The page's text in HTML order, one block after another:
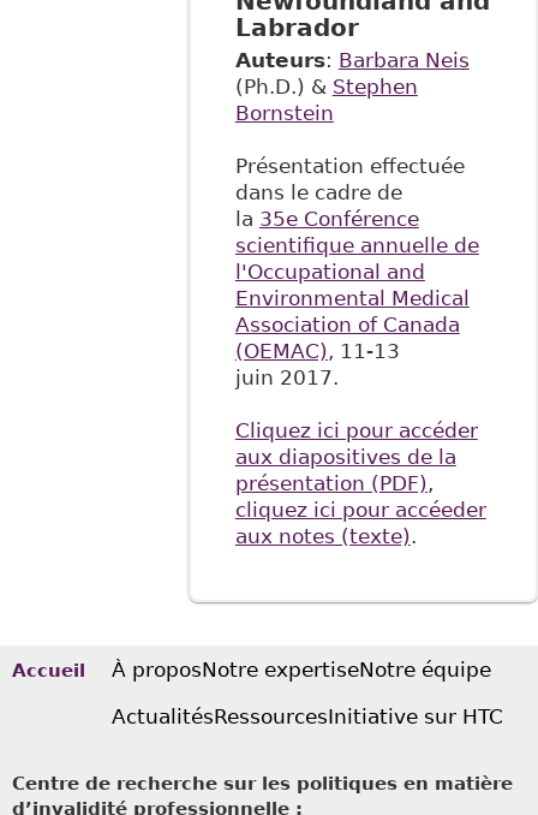
Labrador
Auteurs: Barbara Neis
(Ph.D.) & Stephen
Bornstein
Présentation effectuée
dans le cadre de
la 35e Conférence
scientifique annuelle de
l'Occupational and
Environmental Medical
Association of Canada
(OEMAC), 11-13
juin 2017.
Cliquez ici pour accéder
aux diapositives de la
présentation (PDF),
cliquez ici pour accéeder
aux notes (texte).
Accueil À proposNotre expertiseNotre équipe
ActualitésRessourcesInitiative sur HTC
Centre de recherche sur les politiques en matière
d’invalidité professionnelle :